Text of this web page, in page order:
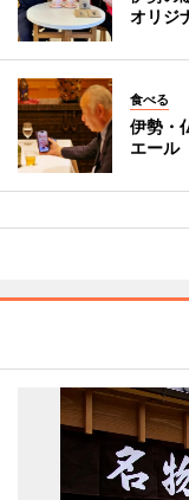
オリジ
食べる
伊勢・
エール